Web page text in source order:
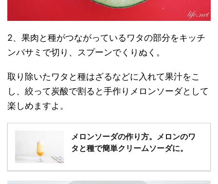
2、果肉と種がつながっているワタの部分をキッチ
ンバサミで切り、スプーンでくりぬく。
取り除いたワタと種はざるなどに入れて果汁をこ
し、絞って炭酸で割ると手作りメロンソーダとして
楽しめますよ。
メロンソーダの作り方。メロンのワ
タと種で簡単クリームソーダに。